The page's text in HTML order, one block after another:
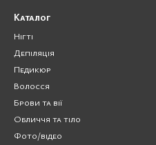
Каталог
Нігті
Депіляція
Педикюр
Волосся
Брови та вії
Обличчя та тіло
Фото/відео